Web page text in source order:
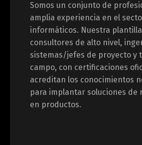
Somos un conjunto de
amplia experiencia en el
informáticos. Nuestra
consultores de alto nivel,
sistemas/jefes de proyecto y
campo, con certificaciones
acreditan los conocimientos
para implantar soluciones de
en productos.